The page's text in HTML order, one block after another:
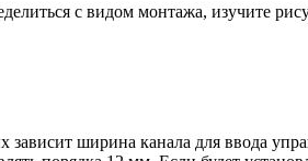
с видом монтажа, изучите
ширина канала для ввода